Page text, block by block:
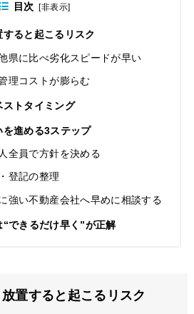
目次 [非表示]
ると起こるリスク
県に比べ劣化スピードが早い
理コストが膨らむ
トタイミング
を進める3ステップ
全員で方針を決める
登記の整理
強い不動産会社へ早めに相談する
できるだけ早く”が正解
置すると起こるリスク